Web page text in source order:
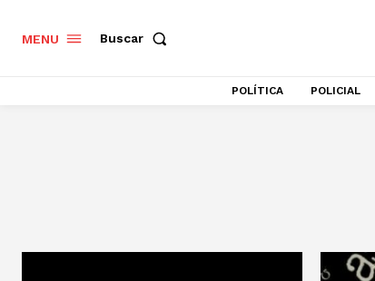
MENU Buscar
POLÍTICA POLICIAL